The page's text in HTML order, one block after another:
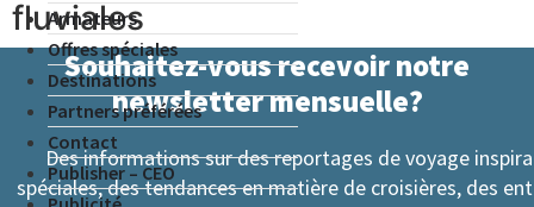
Armateurs
Offres spéciales
Destinations
Partners préférées
Contact
Publisher – CEO
fluviales
Souhaitez-vous recevoir notre
newsletter mensuelle?
Des informations sur des reportages de voyage
spéciales, des tendances en matière de croisières, des